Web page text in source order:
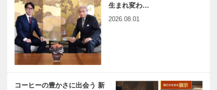
生まれ変わ…
2026.08.01
コーヒーの豊かさに出会う 新